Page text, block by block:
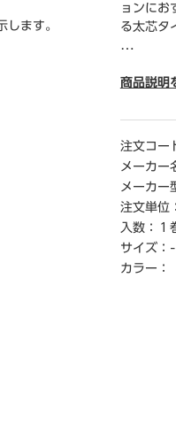
します。
ョンに
る太芯タ
● サイズ
【ご注意
※実際の
商品説明
注文コー
メーカー
メーカー
注文単位
入数：
１
サイズ： -
カラー：